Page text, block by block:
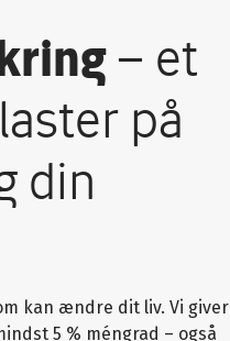
– et
på
din
kan ændre dit liv. Vi giver
5 % méngrad – også